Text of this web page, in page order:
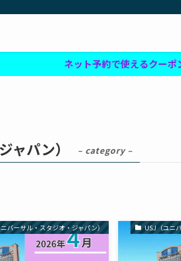
ネット予約で使えるクーポンは ”
ャパン） – category –
バーサル・スタジオ・ジャパン） USJ（ユニ